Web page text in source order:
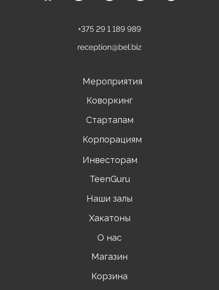
Мероприятия
Коворкинг
Стартапам
Корпорациям
Инвесторам
TeenGuru
Наши залы
Хакатоны
О нас
Магазин
Корзина